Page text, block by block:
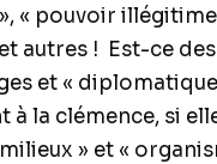
« pouvoir illégitime
autres ! Est-ce
et «
à la clémence, si
» et «